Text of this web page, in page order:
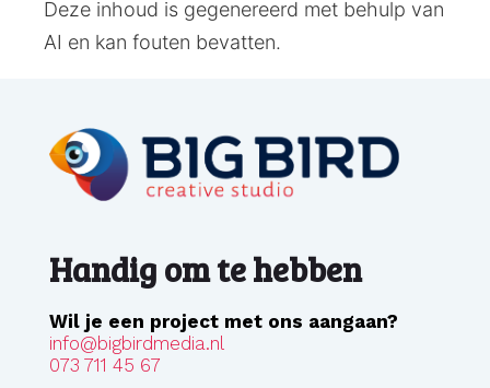
Deze inhoud is gegenereerd met behulp van
AI en kan fouten bevatten.
Handig om te hebben
Wil je een project met ons aangaan?
info@bigbirdmedia.nl
073 711 45 67